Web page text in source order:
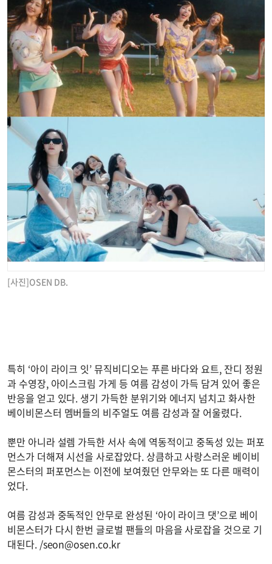
[사진]OSEN DB.
특히 ‘아이 라이크 잇’ 뮤직비디오는 푸른 바다와 요트, 잔디 정원
과 수영장, 아이스크림 가게 등 여름 감성이 가득 담겨 있어 좋은
반응을 얻고 있다. 생기 가득한 분위기와 에너지 넘치고 화사한
베이비몬스터 멤버들의 비주얼도 여름 감성과 잘 어울렸다.
뿐만 아니라 설렘 가득한 서사 속에 역동적이고 중독성 있는 퍼포
먼스가 더해져 시선을 사로잡았다. 상큼하고 사랑스러운 베이비
몬스터의 퍼포먼스는 이전에 보여줬던 안무와는 또 다른 매력이
었다.
여름 감성과 중독적인 안무로 완성된 ‘아이 라이크 댓’으로 베이
비몬스터가 다시 한번 글로벌 팬들의 마음을 사로잡을 것으로 기
대된다. /seon@osen.co.kr